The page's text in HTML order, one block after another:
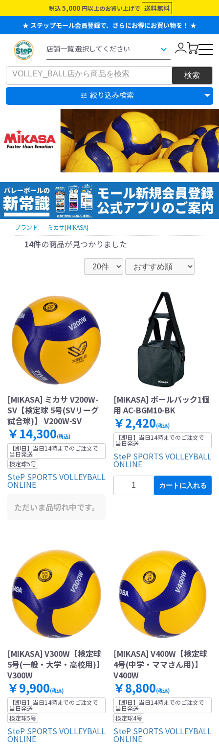
税込 5,000 円以上のお買い上げで 送料無料
★ ステップモール会員登録で、さらにお得にお買い物を！ ★
絞り込み検索
ブランド: ミカサ[MIKASA]
14件の商品が見つかりました
[MIKASA] ミカサ V200W-
SV【検定球 5号(SVリーグ
試合球)】 V200W-SV
￥14,300(税込)
【即日】当日14時までのご注文で
当日発送
検定球5号
SteP SPORTS VOLLEYBALL
ONLINE
ただいま品切れ中です。
[MIKASA] ボールバック1個
用 AC-BGM10-BK
￥2,420(税込)
【即日】当日14時までのご注文で
当日発送
SteP SPORTS VOLLEYBALL
ONLINE
カートに入れる
[MIKASA] V300W【検定球
5号(一般・大学・高校用)】
V300W
￥9,900(税込)
【即日】当日14時までのご注文で
当日発送
検定球5号
SteP SPORTS VOLLEYBALL
ONLINE
[MIKASA] V400W【検定球
4号(中学・ママさん用)】
V400W
￥8,800(税込)
【即日】当日14時までのご注文で
当日発送
検定球4号
SteP SPORTS VOLLEYBALL
ONLINE